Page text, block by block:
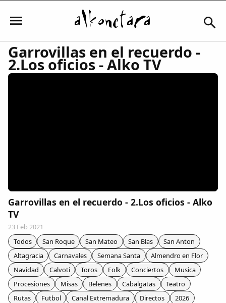
Iniciar sesión
Comunidad
Colaboradores
AlkoTV
Biblioteca
Garrovillas en el recuerdo -
2.Los oficios - Alko TV
Garrovillas en el recuerdo - 2.Los oficios - Alko
TV
23 Feb 2021
Todos
San Roque San Mateo San Blas
San Anton
Altagracia
Carnavales Semana Santa
Almendro en Flor
Navidad
Calvoti Toros Folk Conciertos
Musica
Procesiones
Misas Belenes Cabalgatas
Teatro
Rutas
Futbol Canal Extremadura Directos
2026